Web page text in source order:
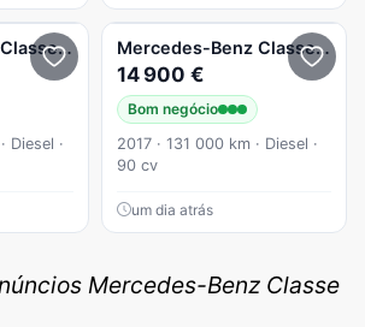
Classe A A 180 CDI (BlueEFFICIENCY) Urban
Diesel ·
Mercedes-Benz Classe A
14 900 €
Bom negócio
2017 · 131 000 km · Diesel ·
90 cv
um dia atrás
Mercedes-Benz Classe